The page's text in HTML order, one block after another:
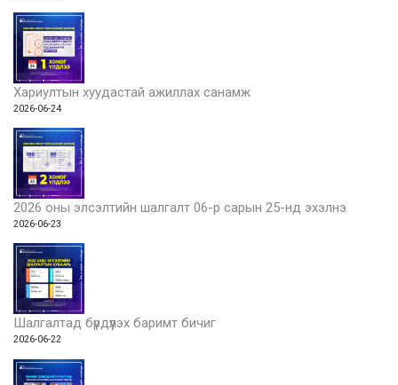
Хариултын хуудастай ажиллах санамж
2026-06-24
2026 оны элсэлтийн шалгалт 06-р сарын 25-нд эхэлнэ
2026-06-23
Шалгалтад бүрдүүлэх баримт бичиг
2026-06-22